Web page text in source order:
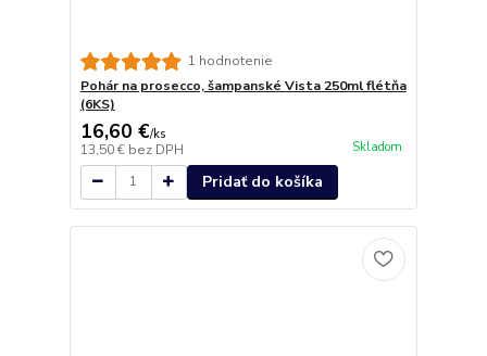
1 hodnotenie
Pohár na prosecco, šampanské Vista 250ml flétňa
(6KS)
16,60 €/ks
13,50 € bez DPH Skladom
Pridať do košíka